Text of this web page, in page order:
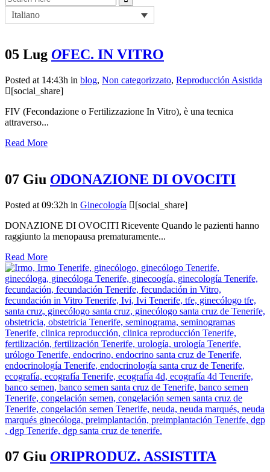
for:
Italiano
05 Lug OFEC. IN VITRO
Posted at 14:43h in blog, Non categorizzato, Reproducción Asistida
[social_share]
FIV (Fecondazione o Fertilizzazione In Vitro), è una tecnica
attraverso...
Read More
07 Giu ODONAZIONE DI OVOCITI
Posted at 09:32h in Ginecología
[social_share]
DONAZIONE DI OVOCITI Ricevente Quando le pazienti hanno
raggiunto la menopausa prematuramente...
Read More
07 Giu ORIPRODUZ. ASSISTITA